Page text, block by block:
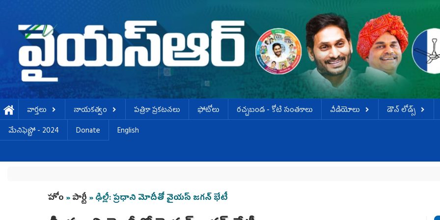
వార్తలు నాయకత్వం పత్రికా ప్రకటనలు ఫోటోలు ర‌చ్చ‌బండ‌ - కోటి సంత‌కాలు వీడియోలు డౌన్ లోడ్స్
మేనిఫెస్టో - 2024
Donate English
You are here
హోం »పార్టీ » ఢిల్లీ: ప్రధాని మోదీతో వైయస్‌ జగన్‌ భేటీ